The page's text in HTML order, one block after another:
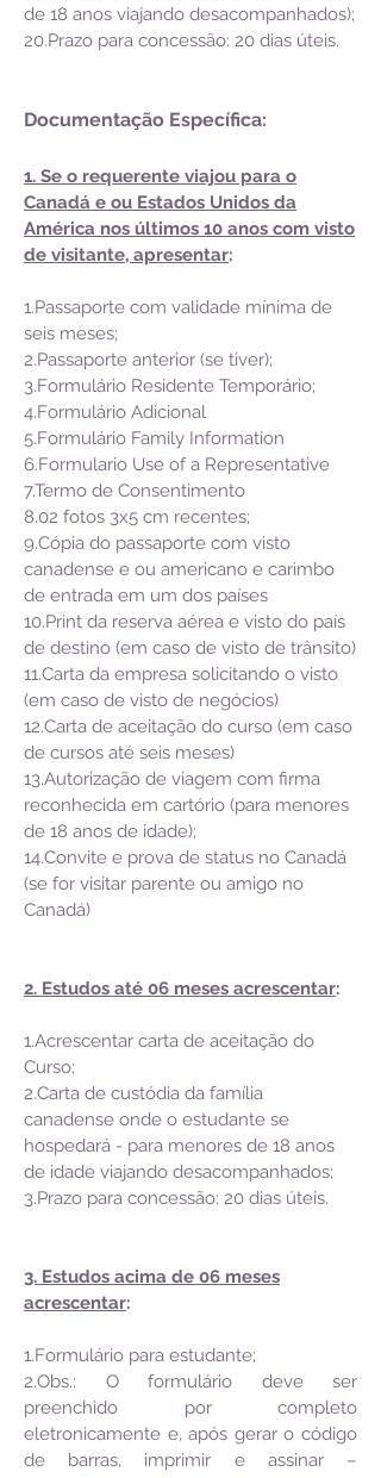
de 18 anos viajando desacompanhados);
20.Prazo para concessão: 20 dias úteis.
Documentação Específica:
1. Se o requerente viajou para o
Canadá e ou Estados Unidos da
América nos últimos 10 anos com visto
de visitante, apresentar:
1.Passaporte com validade mínima de
seis meses;
2.Passaporte anterior (se tiver);
3.Formulário Residente Temporário;
4.Formulário Adicional
5.Formulário Family Information
6.Formulario Use of a Representative
7.Termo de Consentimento
8.02 fotos 3x5 cm recentes;
9.Cópia do passaporte com visto
canadense e ou americano e carimbo
de entrada em um dos países
10.Print da reserva aérea e visto do país
de destino (em caso de visto de trânsito)
11.Carta da empresa solicitando o visto
(em caso de visto de negócios)
12.Carta de aceitação do curso (em caso
de cursos até seis meses)
13.Autorização de viagem com firma
reconhecida em cartório (para menores
de 18 anos de idade);
14.Convite e prova de status no Canadá
(se for visitar parente ou amigo no
Canadá)
2. Estudos até 06 meses acrescentar:
1.Acrescentar carta de aceitação do
Curso;
2.Carta de custódia da família
canadense onde o estudante se
hospedará - para menores de 18 anos
de idade viajando desacompanhados;
3.Prazo para concessão: 20 dias úteis.
3. Estudos acima de 06 meses
acrescentar:
1.Formulário para estudante;
2.Obs.: O formulário deve ser
preenchido por completo
eletronicamente e, após gerar o código
de barras, imprimir e assinar –